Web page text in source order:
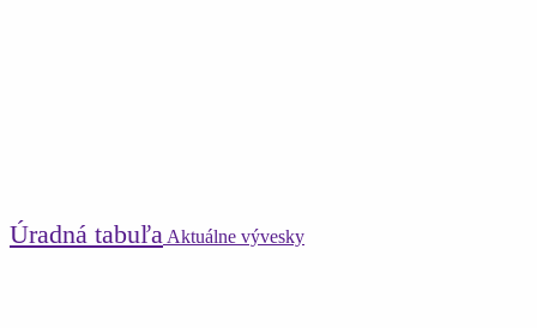
Úradná tabuľa Aktuálne vývesky